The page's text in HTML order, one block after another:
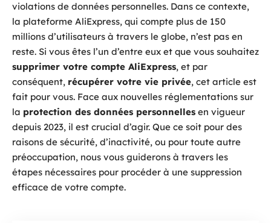
violations de données personnelles. Dans ce contexte,
la plateforme AliExpress, qui compte plus de 150
millions d’utilisateurs à travers le globe, n’est pas en
reste. Si vous êtes l’un d’entre eux et que vous souhaitez
supprimer votre compte AliExpress, et par
conséquent, récupérer votre vie privée, cet article est
fait pour vous. Face aux nouvelles réglementations sur
la protection des données personnelles en vigueur
depuis 2023, il est crucial d’agir. Que ce soit pour des
raisons de sécurité, d’inactivité, ou pour toute autre
préoccupation, nous vous guiderons à travers les
étapes nécessaires pour procéder à une suppression
efficace de votre compte.